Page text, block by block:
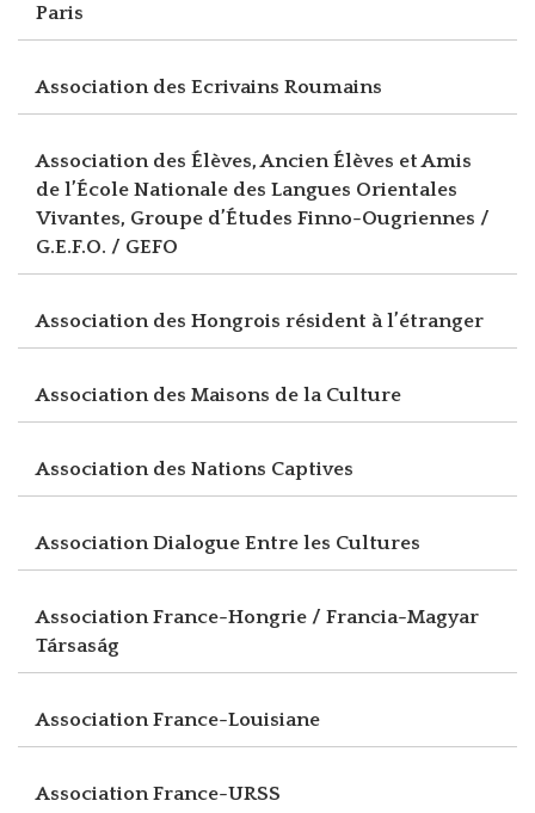
Paris
Association des Ecrivains Roumains
Association des Élèves, Ancien Élèves et Amis
de l’École Nationale des Langues Orientales
Vivantes, Groupe d’Études Finno-Ougriennes /
G.E.F.O. / GEFO
Association des Hongrois résident à l’étranger
Association des Maisons de la Culture
Association des Nations Captives
Association Dialogue Entre les Cultures
Association France-Hongrie / Francia-Magyar
Társaság
Association France-Louisiane
Association France-URSS